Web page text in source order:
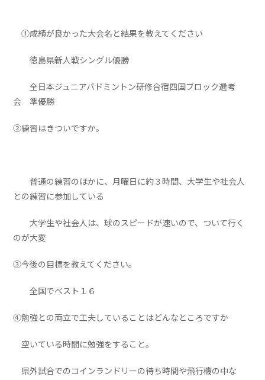
①成績が良かった大会名と結果を教えてください
徳島県新人戦シングル優勝
全日本ジュニアバドミントン研修合宿四国ブロック選考
会 準優勝
②練習はきついですか。
普通の練習のほかに、月曜日に約３時間、大学生や社会人
との練習に参加している
大学生や社会人は、球のスピードが速いので、ついて行く
のが大変
③今後の目標を教えてください。
全国でベスト１６
④勉強との両立で工夫していることはどんなところですか
空いている時間に勉強をすること。
県外試合でのコインランドリーの待ち時間や飛行機の中な